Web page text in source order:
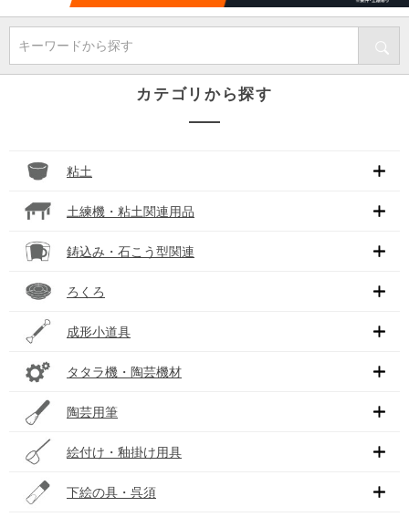
キーワードから探す
カテゴリから探す
粘土
土練機・粘土関連用品
鋳込み・石こう型関連
ろくろ
成形小道具
タタラ機・陶芸機材
陶芸用筆
絵付け・釉掛け用具
下絵の具・呉須